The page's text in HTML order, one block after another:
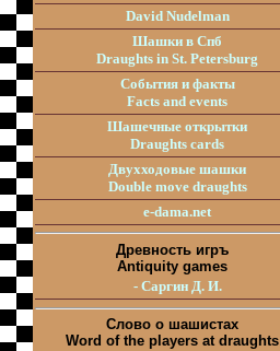
David Nudelman
Шашки в Спб
Draughts in St. Petersburg
События и факты
Facts and events
Шашечные открытки
Draughts cards
Двухходовые шашки
Double move draughts
e-dama.net
Древность игръ
Antiquity games
- Саргин Д. И.
Слово о шашистах
Word of the players at draughts